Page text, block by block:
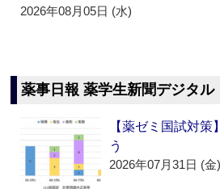
2026年08月05日 (水)
薬事日報 薬学生新聞デジタル
【薬ゼミ国試対
う
2026年07月31日 (金)